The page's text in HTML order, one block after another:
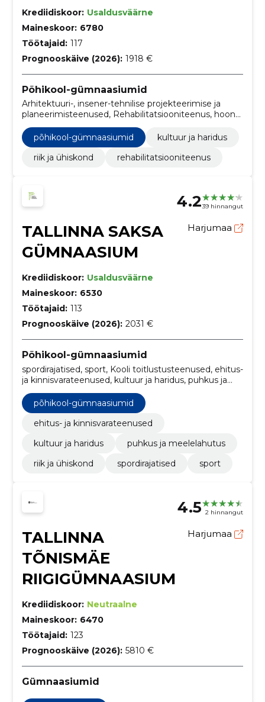
Krediidiskoor: Usaldusväärne
Maineskoor: 6780
Töötajaid: 117
Prognooskäive (2026): 1918 €
Põhikool-gümnaasiumid
Arhitektuuri-, insener-tehnilise projekteerimise ja
planeerimisteenused, Rehabilitatsiooniteenus, hoone
koristusteenused, Nõustamisteenused,
Mänguväljakute tarvikud, Ühiselamute ehitustööd,
Mööbel, Toitlustusteenused, Maantee
ühistransporditeenused, Mänguväljakute
põhikool-gümnaasiumid
kultuur ja haridus
riik ja ühiskond
rehabilitatsiooniteenus
4.239 hinnangut
TALLINNA SAKSA
GÜMNAASIUM
Harjumaa
Krediidiskoor: Usaldusväärne
Maineskoor: 6530
Töötajaid: 113
Prognooskäive (2026): 2031 €
Põhikool-gümnaasiumid
spordirajatised, sport, Kooli toitlustusteenused, ehitus-
ja kinnisvarateenused, kultuur ja haridus, puhkus ja
meelelahutus, riik ja ühiskond
põhikool-gümnaasiumid
ehitus- ja kinnisvarateenused
kultuur ja haridus
puhkus ja meelelahutus
riik ja ühiskond
spordirajatised sport
4.5 2 hinnangut
TALLINNA
TÕNISMÄE
RIIGIGÜMNAASIUM
Harjumaa
Krediidiskoor: Neutraalne
Maineskoor: 6470
Töötajaid: 123
Prognooskäive (2026): 5810 €
Gümnaasiumid